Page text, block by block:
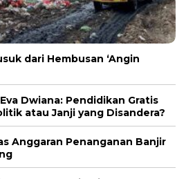
dari Hembusan ‘Angin
Dwiana: Pendidikan Gratis
atau Janji yang Disandera?
Anggaran Penanganan Banjir